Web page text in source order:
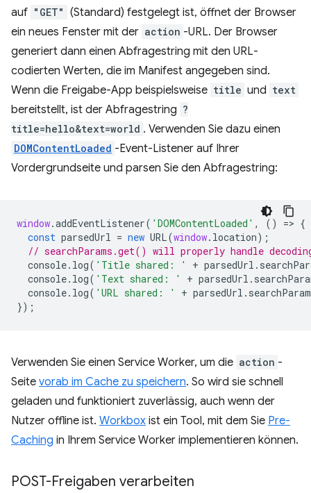
auf "GET" (Standard) festgelegt ist, öffnet der Browser
ein neues Fenster mit der action -URL. Der Browser
generiert dann einen Abfragestring mit den URL-
codierten Werten, die im Manifest angegeben sind.
Wenn die Freigabe-App beispielsweise title und text
bereitstellt, ist der Abfragestring ?
title=hello&text=world . Verwenden Sie dazu einen
DOMContentLoaded -Event-Listener auf Ihrer
Vordergrundseite und parsen Sie den Abfragestring:
window.addEventListener( 'DOMContentLoaded' , () => {
const parsedUrl = new URL(window. location);
// searchParams.get() will properly handle
console. log( 'Title shared: ' + parsedUrl .
console. log( 'Text shared: ' + parsedUrl .
console. log( 'URL shared: ' + parsedUrl .
});
Verwenden Sie einen Service Worker, um die action -
Seite vorab im Cache zu speichern. So wird sie schnell
geladen und funktioniert zuverlässig, auch wenn der
Nutzer offline ist. Workbox ist ein Tool, mit dem Sie Pre-
Caching in Ihrem Service Worker implementieren können.
POST-Freigaben verarbeiten